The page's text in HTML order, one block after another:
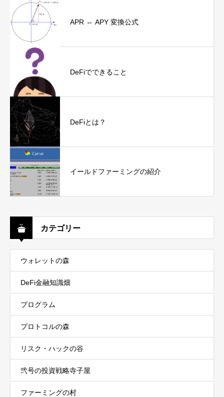
APR ⇔ APY 変換公式
DeFiでできること
DeFiとは？
イールドファーミングの紹介
カテゴリー
ウォレットの森
DeFi金融知識畑
プログラム
プロトコルの森
リスク・ハックの谷
弐号の投資戦略寺子屋
ファーミングの村